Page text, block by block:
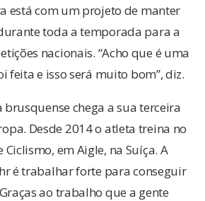
está com um projeto de manter
toda a temporada para a
nacionais. “Acho que é uma
feita e isso será muito bom”, diz.
brusquense chega a sua terceira
Desde 2014 o atleta treina no
em Aigle, na Suíça. A
é trabalhar forte para conseguir
ao trabalho que a gente